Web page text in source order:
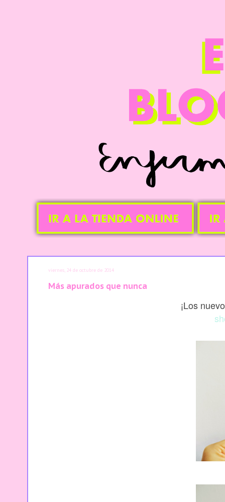
viernes, 24 de octubre de 2014
Más apurados que nunca
¡Los